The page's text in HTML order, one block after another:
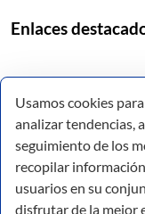
Enlaces
Usamos cookies
analizar tendencias,
seguimiento de los
recopilar
usuarios en su
disfrutar de la mejor